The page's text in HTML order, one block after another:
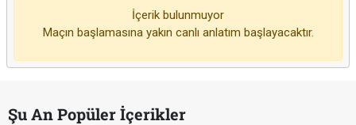
İçerik bulunmuyor
Maçın başlamasına yakın canlı anlatım başlayacaktır.
Şu An Popüler İçerikler